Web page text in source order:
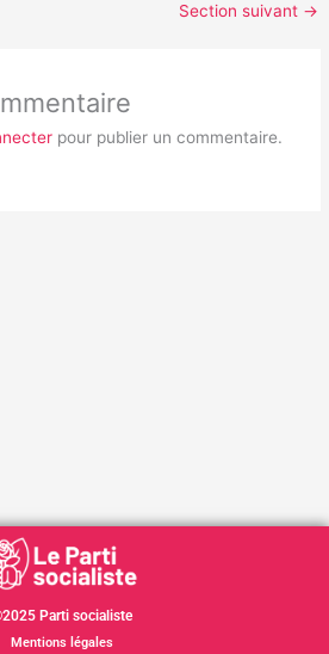
Section suivant →
pour publier un commentaire.
Parti socialiste
Mentions légales